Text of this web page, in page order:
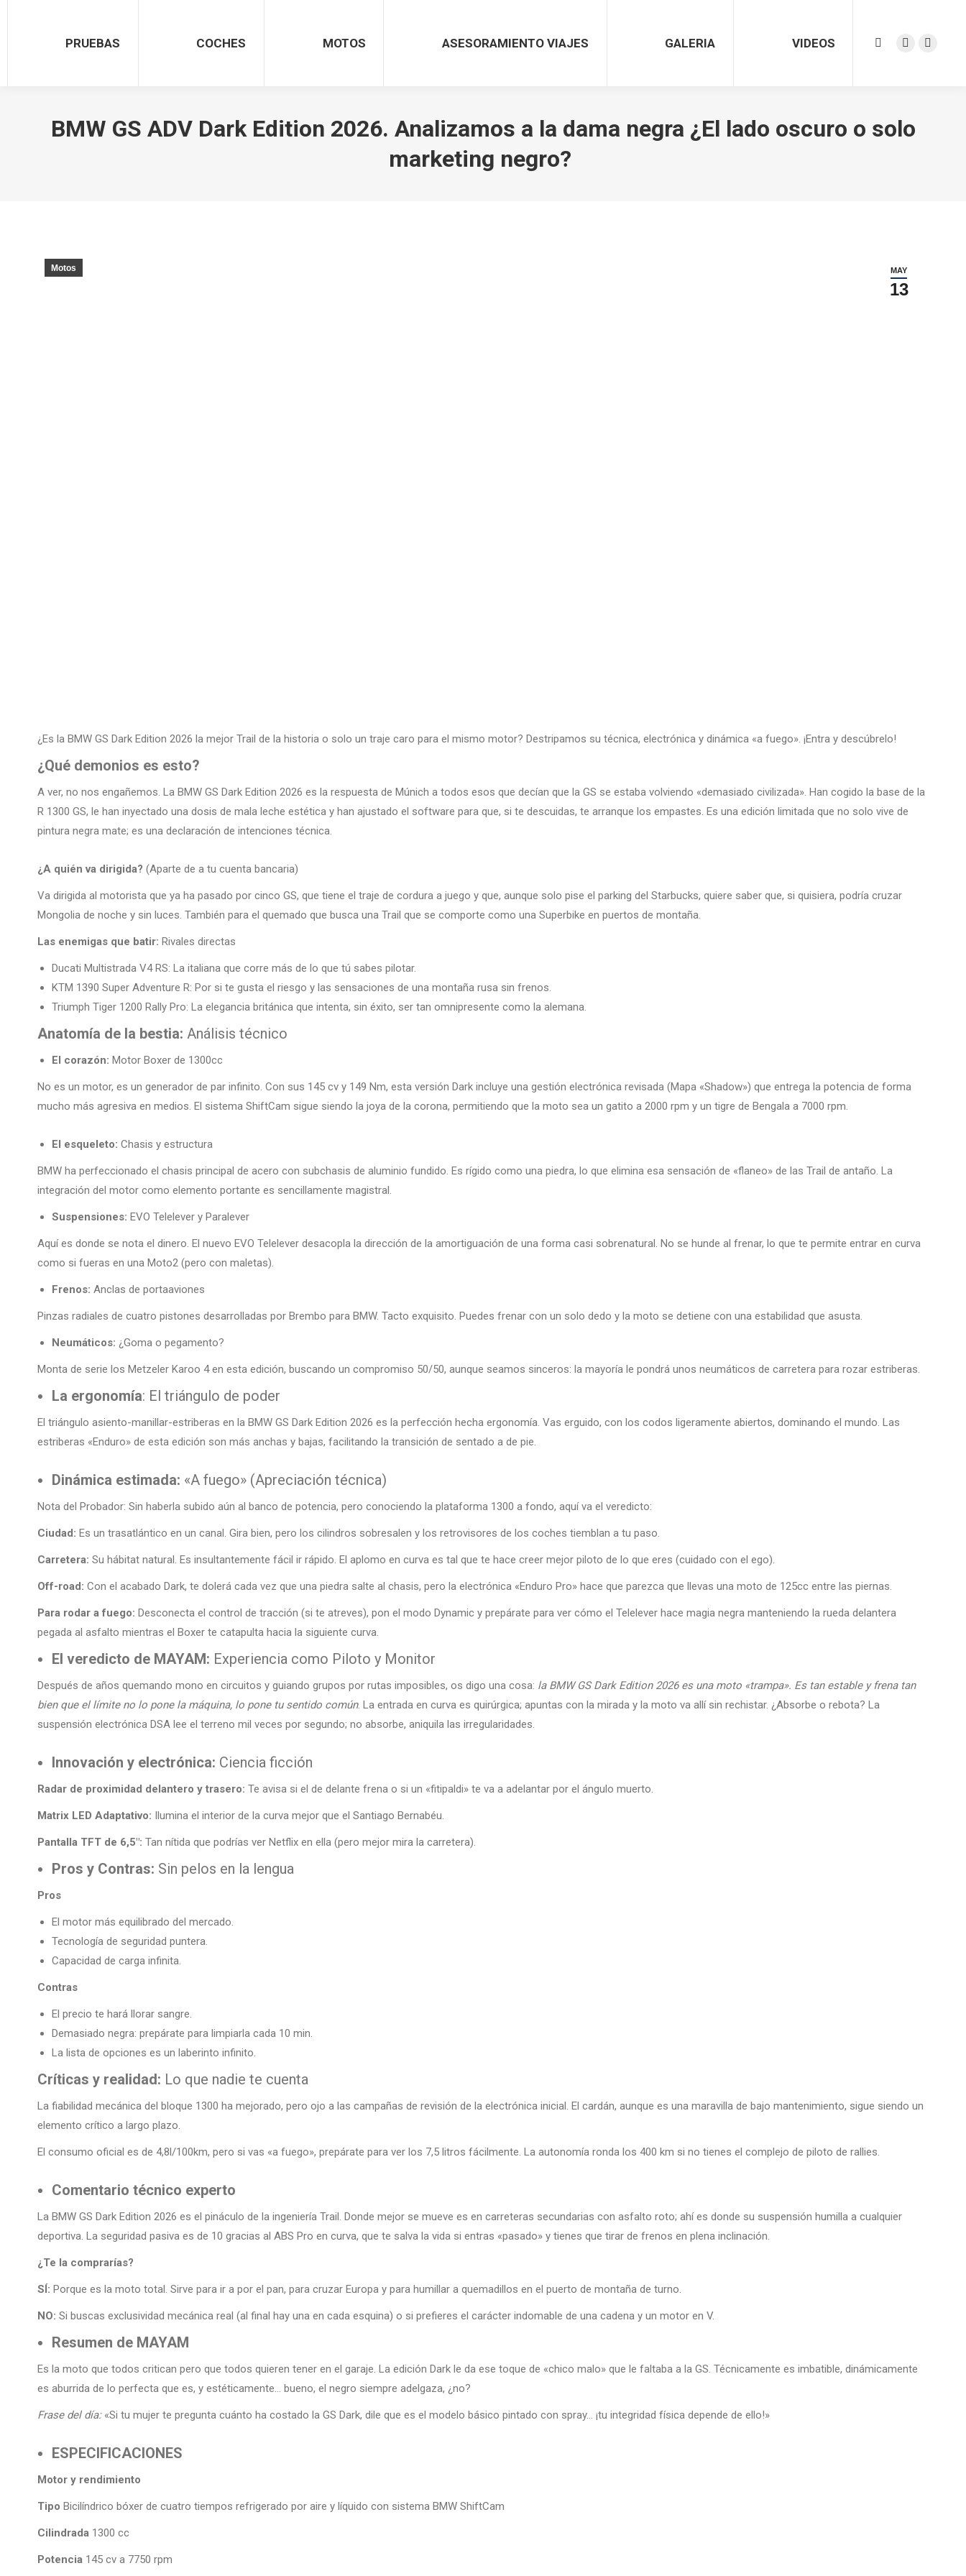
PRUEBAS COCHES MOTOS ASESORAMIENTO VIAJES GALERIA VIDEOS Search:Facebook
new
Twitter
BMW GS ADV Dark Edition 2026. Analizamos a la dama negra ¿El lado oscuro o solo
marketing negro?
MAY
13
Motos
¿Es la BMW GS Dark Edition 2026 la mejor Trail de la historia o solo un traje caro para el mismo motor? Destripamos su técnica, electrónica y dinámica «a fuego». ¡Entra y descúbrelo!
¿Qué demonios es esto?
A ver, no nos engañemos. La BMW GS Dark Edition 2026 es la respuesta de Múnich a todos esos que decían que la GS se estaba volviendo «demasiado civilizada». Han cogido la base de la
R 1300 GS, le han inyectado una dosis de mala leche estética y han ajustado el software para que, si te descuidas, te arranque los empastes. Es una edición limitada que no solo vive de
pintura negra mate; es una declaración de intenciones técnica.
¿A quién va dirigida? (Aparte de a tu cuenta bancaria)
Va dirigida al motorista que ya ha pasado por cinco GS, que tiene el traje de cordura a juego y que, aunque solo pise el parking del Starbucks, quiere saber que, si quisiera, podría cruzar
Mongolia de noche y sin luces. También para el quemado que busca una Trail que se comporte como una Superbike en puertos de montaña.
Las enemigas que batir: Rivales directas
Ducati Multistrada V4 RS: La italiana que corre más de lo que tú sabes pilotar.
KTM 1390 Super Adventure R: Por si te gusta el riesgo y las sensaciones de una montaña rusa sin frenos.
Triumph Tiger 1200 Rally Pro: La elegancia británica que intenta, sin éxito, ser tan omnipresente como la alemana.
Anatomía de la bestia: Análisis técnico
El corazón: Motor Boxer de 1300cc
No es un motor, es un generador de par infinito. Con sus 145 cv y 149 Nm, esta versión Dark incluye una gestión electrónica revisada (Mapa «Shadow») que entrega la potencia de forma
mucho más agresiva en medios. El sistema ShiftCam sigue siendo la joya de la corona, permitiendo que la moto sea un gatito a 2000 rpm y un tigre de Bengala a 7000 rpm.
El esqueleto: Chasis y estructura
BMW ha perfeccionado el chasis principal de acero con subchasis de aluminio fundido. Es rígido como una piedra, lo que elimina esa sensación de «flaneo» de las Trail de antaño. La
integración del motor como elemento portante es sencillamente magistral.
Suspensiones: EVO Telelever y Paralever
Aquí es donde se nota el dinero. El nuevo EVO Telelever desacopla la dirección de la amortiguación de una forma casi sobrenatural. No se hunde al frenar, lo que te permite entrar en curva
como si fueras en una Moto2 (pero con maletas).
Frenos: Anclas de portaaviones
Pinzas radiales de cuatro pistones desarrolladas por Brembo para BMW. Tacto exquisito. Puedes frenar con un solo dedo y la moto se detiene con una estabilidad que asusta.
Neumáticos: ¿Goma o pegamento?
Monta de serie los Metzeler Karoo 4 en esta edición, buscando un compromiso 50/50, aunque seamos sinceros: la mayoría le pondrá unos neumáticos de carretera para rozar estriberas.
La ergonomía: El triángulo de poder
El triángulo asiento-manillar-estriberas en la BMW GS Dark Edition 2026 es la perfección hecha ergonomía. Vas erguido, con los codos ligeramente abiertos, dominando el mundo. Las
estriberas «Enduro» de esta edición son más anchas y bajas, facilitando la transición de sentado a de pie.
Dinámica estimada: «A fuego» (Apreciación técnica)
Nota del Probador: Sin haberla subido aún al banco de potencia, pero conociendo la plataforma 1300 a fondo, aquí va el veredicto:
Ciudad: Es un trasatlántico en un canal. Gira bien, pero los cilindros sobresalen y los retrovisores de los coches tiemblan a tu paso.
Carretera: Su hábitat natural. Es insultantemente fácil ir rápido. El aplomo en curva es tal que te hace creer mejor piloto de lo que eres (cuidado con el ego).
Off-road: Con el acabado Dark, te dolerá cada vez que una piedra salte al chasis, pero la electrónica «Enduro Pro» hace que parezca que llevas una moto de 125cc entre las piernas.
Para rodar a fuego: Desconecta el control de tracción (si te atreves), pon el modo Dynamic y prepárate para ver cómo el Telelever hace magia negra manteniendo la rueda delantera
pegada al asfalto mientras el Boxer te catapulta hacia la siguiente curva.
El veredicto de MAYAM: Experiencia como Piloto y Monitor
Después de años quemando mono en circuitos y guiando grupos por rutas imposibles, os digo una cosa: la BMW GS Dark Edition 2026 es una moto «trampa». Es tan estable y frena tan
bien que el límite no lo pone la máquina, lo pone tu sentido común. La entrada en curva es quirúrgica; apuntas con la mirada y la moto va allí sin rechistar. ¿Absorbe o rebota? La
suspensión electrónica DSA lee el terreno mil veces por segundo; no absorbe, aniquila las irregularidades.
Innovación y electrónica: Ciencia ficción
Radar de proximidad delantero y trasero: Te avisa si el de delante frena o si un «fitipaldi» te va a adelantar por el ángulo muerto.
Matrix LED Adaptativo: Ilumina el interior de la curva mejor que el Santiago Bernabéu.
Pantalla TFT de 6,5″: Tan nítida que podrías ver Netflix en ella (pero mejor mira la carretera).
Pros y Contras: Sin pelos en la lengua
Pros
El motor más equilibrado del mercado.
Tecnología de seguridad puntera.
Capacidad de carga infinita.
Contras
El precio te hará llorar sangre.
Demasiado negra: prepárate para limpiarla cada 10 min.
La lista de opciones es un laberinto infinito.
Críticas y realidad: Lo que nadie te cuenta
La fiabilidad mecánica del bloque 1300 ha mejorado, pero ojo a las campañas de revisión de la electrónica inicial. El cardán, aunque es una maravilla de bajo mantenimiento, sigue siendo un
elemento crítico a largo plazo.
El consumo oficial es de 4,8l/100km, pero si vas «a fuego», prepárate para ver los 7,5 litros fácilmente. La autonomía ronda los 400 km si no tienes el complejo de piloto de rallies.
Comentario técnico experto
La BMW GS Dark Edition 2026 es el pináculo de la ingeniería Trail. Donde mejor se mueve es en carreteras secundarias con asfalto roto; ahí es donde su suspensión humilla a cualquier
deportiva. La seguridad pasiva es de 10 gracias al ABS Pro en curva, que te salva la vida si entras «pasado» y tienes que tirar de frenos en plena inclinación.
¿Te la comprarías?
SÍ: Porque es la moto total. Sirve para ir a por el pan, para cruzar Europa y para humillar a quemadillos en el puerto de montaña de turno.
NO: Si buscas exclusividad mecánica real (al final hay una en cada esquina) o si prefieres el carácter indomable de una cadena y un motor en V.
Resumen de MAYAM
Es la moto que todos critican pero que todos quieren tener en el garaje. La edición Dark le da ese toque de «chico malo» que le faltaba a la GS. Técnicamente es imbatible, dinámicamente
es aburrida de lo perfecta que es, y estéticamente… bueno, el negro siempre adelgaza, ¿no?
Frase del día:«Si tu mujer te pregunta cuánto ha costado la GS Dark, dile que es el modelo básico pintado con spray… ¡tu integridad física depende de ello!»
ESPECIFICACIONES
Motor y rendimiento
Tipo Bicilíndrico bóxer de cuatro tiempos refrigerado por aire y líquido con sistema BMW ShiftCam
Cilindrada 1300 cc
Potencia 145 cv a 7750 rpm